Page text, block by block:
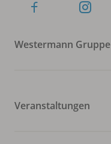
Westermann Gruppe
Veranstaltungen